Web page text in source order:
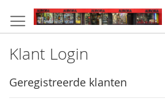
naar
de
Klant Login
Geregistreerde klanten